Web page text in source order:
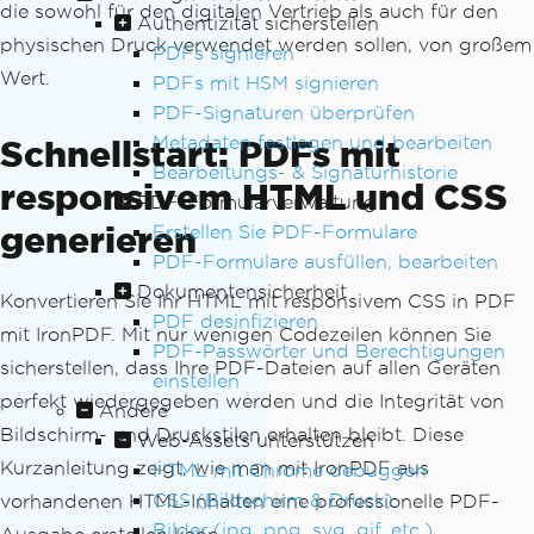
Authentizität sicherstellen
PDFs signieren
PDFs mit HSM signieren
PDF-Signaturen überprüfen
Metadaten festlegen und bearbeiten
Bearbeitungs- & Signaturhistorie
PDF-Formularverwaltung
Erstellen Sie PDF-Formulare
PDF-Formulare ausfüllen, bearbeiten
Dokumentensicherheit
PDF desinfizieren
PDF-Passwörter und Berechtigungen
einstellen
Andere
Web-Assets unterstützen
HTML mit Chrome debuggen
CSS (Bildschirm & Druck)
Bilder (jpg, png, svg, gif, etc.)
die sowohl für den digitalen Vertrieb als auch für den
physischen Druck verwendet werden sollen, von großem
Wert.
Schnellstart: PDFs mit
responsivem HTML und CSS
generieren
Konvertieren Sie Ihr HTML mit responsivem CSS in PDF
mit IronPDF. Mit nur wenigen Codezeilen können Sie
sicherstellen, dass Ihre PDF-Dateien auf allen Geräten
perfekt wiedergegeben werden und die Integrität von
Bildschirm- und Druckstilen erhalten bleibt. Diese
Kurzanleitung zeigt, wie man mit IronPDF aus
vorhandenen HTML-Inhalten eine professionelle PDF-